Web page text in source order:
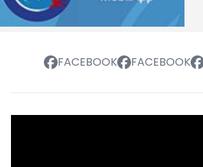
FACEBOOK FACEBOOK